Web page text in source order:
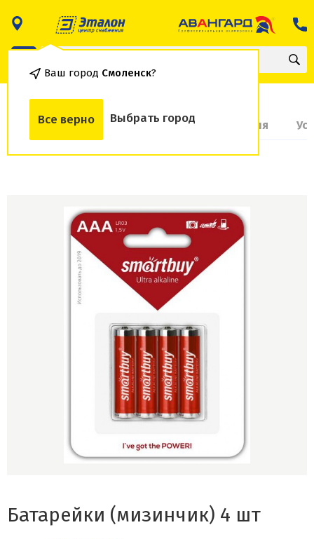
Ваш город Смоленск?
Все верно Выбрать город
О товаре Доставка и оплата Гарантия
Батарейки (мизинчик) 4 шт